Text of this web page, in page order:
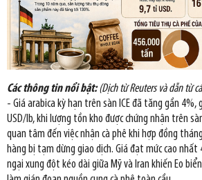
Các thông tin nổi bật:(Dịch từ Reuters và dẫn từ
- Giá arabica kỳ hạn trên sàn ICE đã tăng gần 4%,
USD/lb, khi lượng tồn kho được chứng nhận trên
quan tâm đến việc nhận cà phê khi hợp đồng
hàng bị tạm dừng giao dịch. Giá đạt mức cao nhất
ngại xung đột kéo dài giữa Mỹ và Iran khiến Eo